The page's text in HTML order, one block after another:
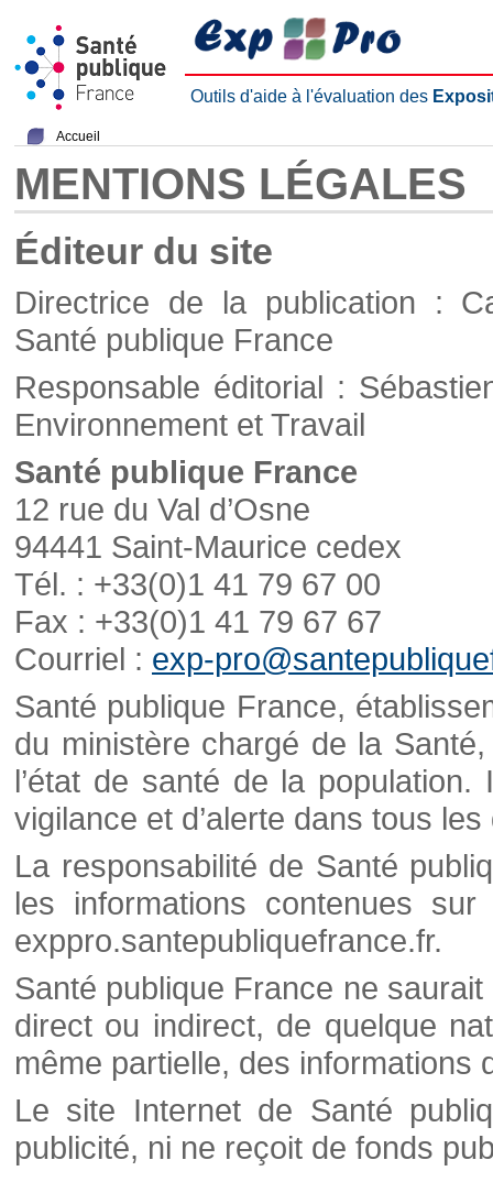
Outils d'aide à l'évaluation des
Accueil
MENTIONS LÉGALES
Éditeur du site
Directrice de la publication :
Santé publique France
Responsable éditorial :
Environnement et Travail
Santé publique France
12 rue du Val d’Osne
94441 Saint-Maurice cedex
Tél. : +33(0)1 41 79 67 00
Fax : +33(0)1 41 79 67 67
Courriel : exp-
Santé publique France,
du ministère chargé de la
l’état de santé de la
vigilance et d’alerte dans tous
La responsabilité de Santé
les informations contenues
exppro.santepubliquefrance.fr.
Santé publique France ne
direct ou indirect, de quelque
même partielle, des informations
Le site Internet de Santé
publicité, ni ne reçoit de fonds